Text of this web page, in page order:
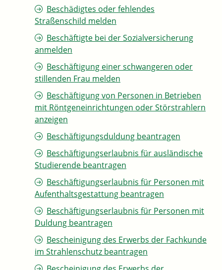
Beschädigtes oder fehlendes
Straßenschild melden
Beschäftigte bei der Sozialversicherung
anmelden
Beschäftigung einer schwangeren oder
stillenden Frau melden
Beschäftigung von Personen in Betrieben
mit Röntgeneinrichtungen oder Störstrahlern
anzeigen
Beschäftigungsduldung beantragen
Beschäftigungserlaubnis für ausländische
Studierende beantragen
Beschäftigungserlaubnis für Personen mit
Aufenthaltsgestattung beantragen
Beschäftigungserlaubnis für Personen mit
Duldung beantragen
Bescheinigung des Erwerbs der Fachkunde
im Strahlenschutz beantragen